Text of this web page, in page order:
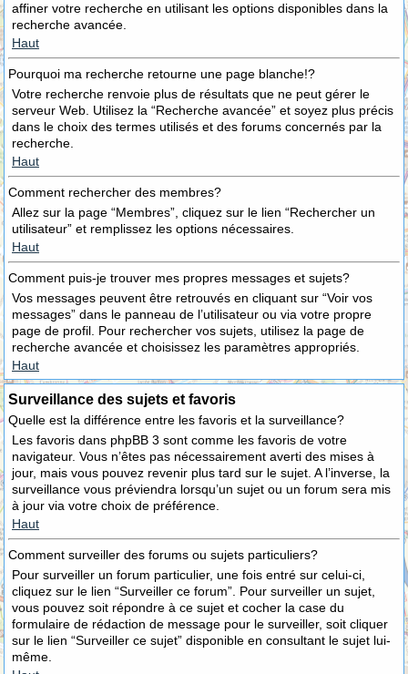
affiner votre recherche en utilisant les options disponibles dans la
recherche avancée.
Haut
Pourquoi ma recherche retourne une page blanche!?
Votre recherche renvoie plus de résultats que ne peut gérer le
serveur Web. Utilisez la “Recherche avancée” et soyez plus précis
dans le choix des termes utilisés et des forums concernés par la
recherche.
Haut
Comment rechercher des membres?
Allez sur la page “Membres”, cliquez sur le lien “Rechercher un
utilisateur” et remplissez les options nécessaires.
Haut
Comment puis-je trouver mes propres messages et sujets?
Vos messages peuvent être retrouvés en cliquant sur “Voir vos
messages” dans le panneau de l’utilisateur ou via votre propre
page de profil. Pour rechercher vos sujets, utilisez la page de
recherche avancée et choisissez les paramètres appropriés.
Haut
Surveillance des sujets et favoris
Quelle est la différence entre les favoris et la surveillance?
Les favoris dans phpBB 3 sont comme les favoris de votre
navigateur. Vous n’êtes pas nécessairement averti des mises à
jour, mais vous pouvez revenir plus tard sur le sujet. A l’inverse, la
surveillance vous préviendra lorsqu’un sujet ou un forum sera mis
à jour via votre choix de préférence.
Haut
Comment surveiller des forums ou sujets particuliers?
Pour surveiller un forum particulier, une fois entré sur celui-ci,
cliquez sur le lien “Surveiller ce forum”. Pour surveiller un sujet,
vous pouvez soit répondre à ce sujet et cocher la case du
formulaire de rédaction de message pour le surveiller, soit cliquer
sur le lien “Surveiller ce sujet” disponible en consultant le sujet lui-
même.